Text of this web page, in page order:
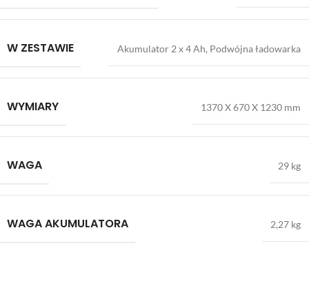
W ZESTAWIE Akumulator 2 x 4 Ah, Podwójna ładowarka
WYMIARY 1370 X 670 X 1230 mm
WAGA 29 kg
WAGA AKUMULATORA 2,27 kg